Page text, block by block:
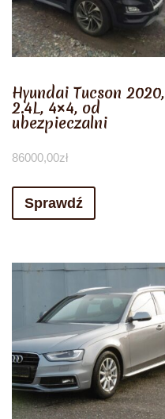
Hyundai Tucson 2020,
2.4L, 4×4, od
ubezpieczalni
86000,00zł
Sprawdź